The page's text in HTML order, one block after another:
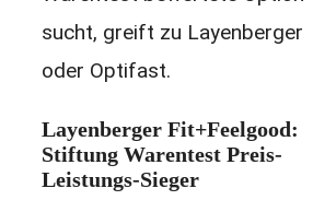
sucht, greift zu Layenberger
oder Optifast.
Layenberger Fit+Feelgood:
Stiftung Warentest Preis-
Leistungs-Sieger